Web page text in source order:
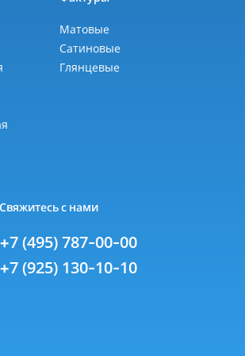
Матовые
Сатиновые
Глянцевые
Свяжитесь с нами
+7 (495) 787-00-00
+7 (925) 130-10-10